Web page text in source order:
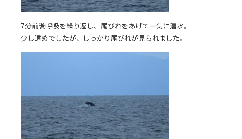
7分前後呼吸を繰り返し、尾びれをあげて一気に潜水。
少し遠めでしたが、しっかり尾びれが見られました。